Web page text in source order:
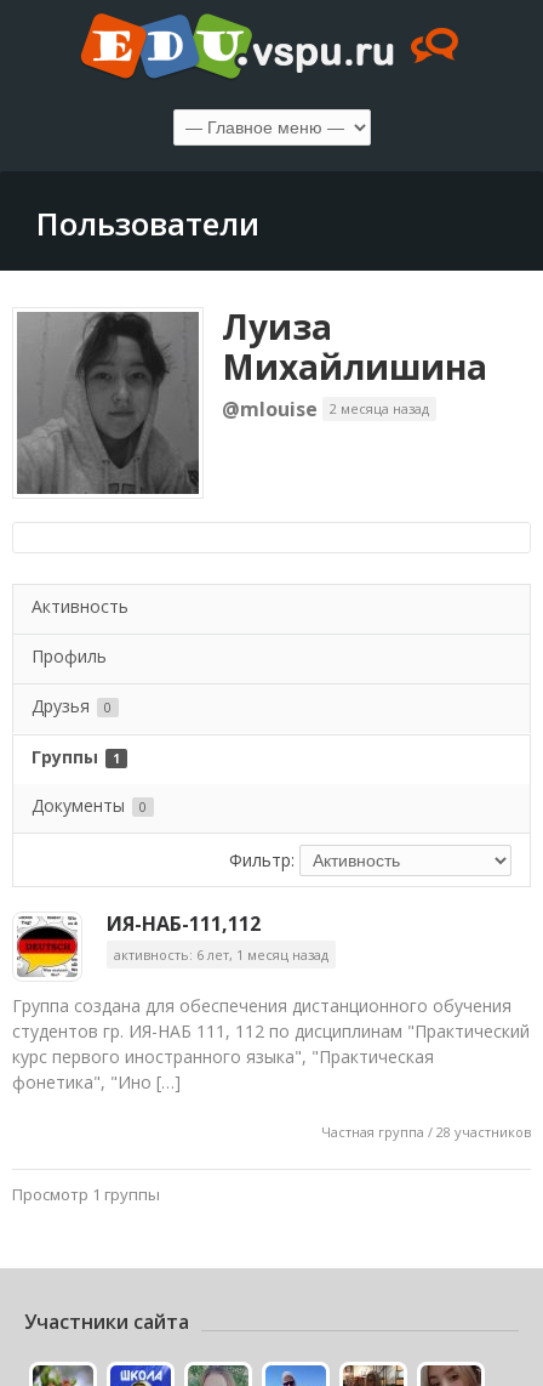
Пользователи
Луиза
Михайлишина
@mlouise 2 месяца назад
Активность
Профиль
Друзья 0
Группы 1
Документы 0
Фильтр:
ИЯ-НАБ-111,112
активность: 6 лет, 1 месяц назад
Группа создана для обеспечения дистанционного обучения
студентов гр. ИЯ-НАБ 111, 112 по дисциплинам "Практический
курс первого иностранного языка", "Практическая
фонетика", "Ино […]
Частная группа / 28 участников
Просмотр 1 группы
Участники сайта